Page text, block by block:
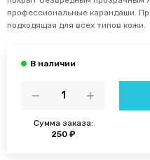
профессиональные карандаши.
подходящая для всех типов кожи.
Сумма заказа:
250 ₽